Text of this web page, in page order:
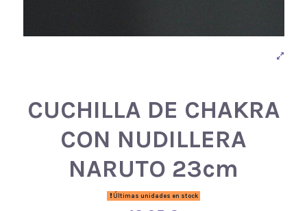
CUCHILLA DE CHAKRA
CON NUDILLERA
NARUTO 23cm
Últimas unidades en stock